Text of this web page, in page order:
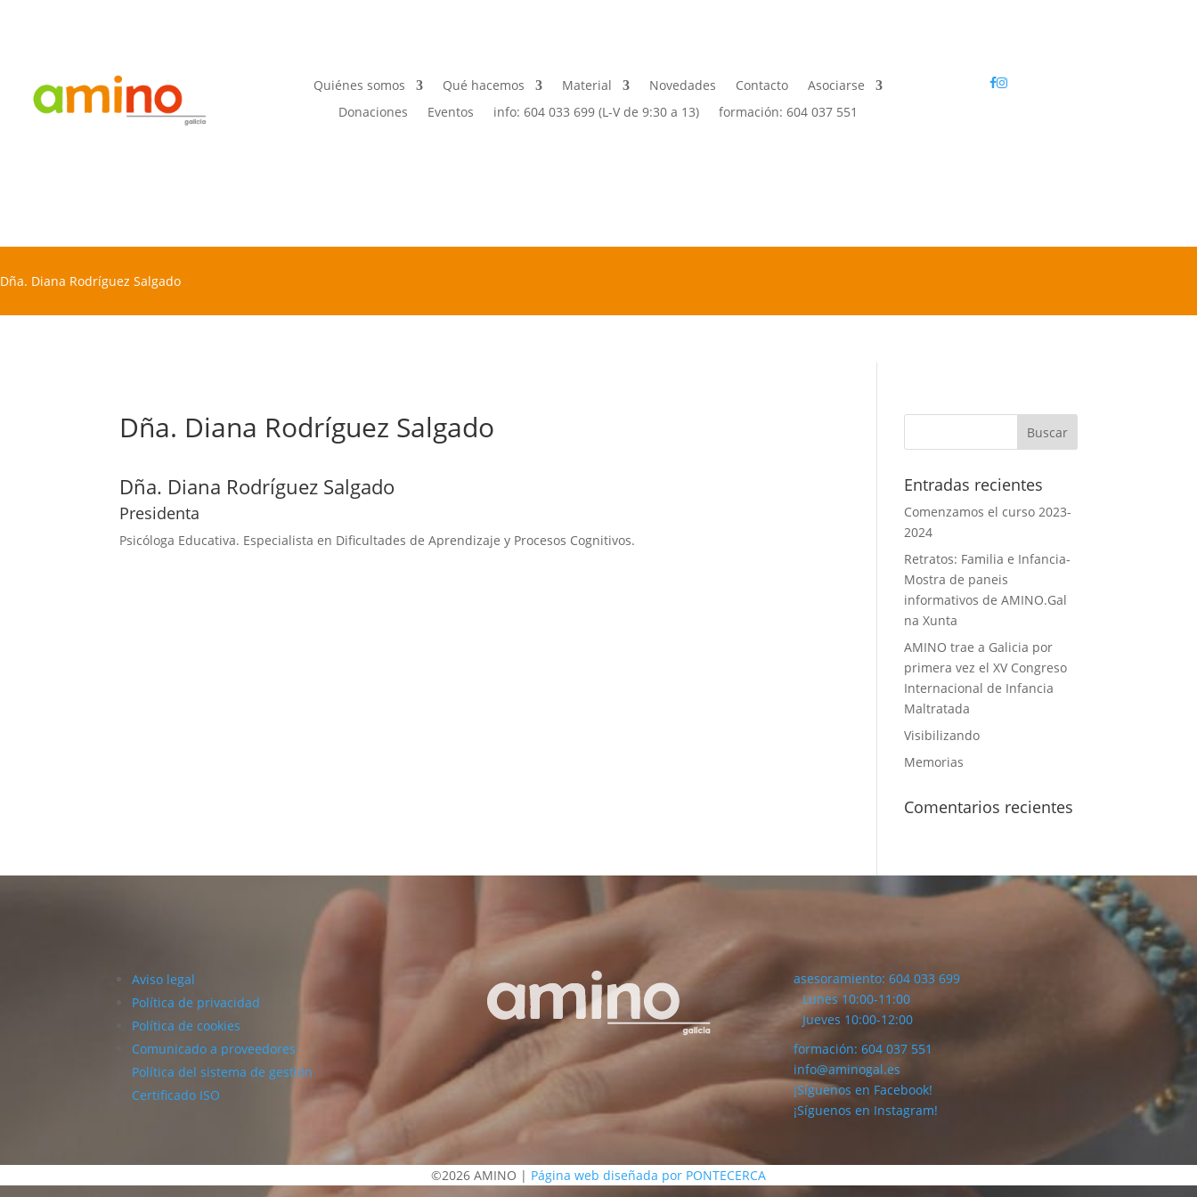
Quiénes somos Qué hacemos Material Novedades Contacto
Asociarse
Donaciones
Eventos info: 604 033 699 (L-V de 9:30 a 13) formación: 604 037 551
Dña. Diana Rodríguez Salgado
Dña. Diana Rodríguez Salgado
Dña. Diana Rodríguez Salgado
Presidenta
Psicóloga Educativa. Especialista en Dificultades de Aprendizaje y Procesos Cognitivos.
Entradas recientes
Comenzamos el curso 2023-
2024
Retratos: Familia e Infancia-
Mostra de paneis
informativos de AMINO.Gal
na Xunta
AMINO trae a Galicia por
primera vez el XV Congreso
Internacional de Infancia
Maltratada
Visibilizando
Memorias
Comentarios recientes
Aviso legal
Política de privacidad
Política de cookies
Comunicado a proveedores
Política del sistema de gestión
Certificado ISO
asesoramiento: 604 033 699
Lunes 10:00-11:00
Jueves 10:00-12:00
formación: 604 037 551
info@aminogal.es
¡Síguenos en Facebook!
¡Síguenos en Instagram!
©2026 AMINO | Página web diseñada por PONTECERCA